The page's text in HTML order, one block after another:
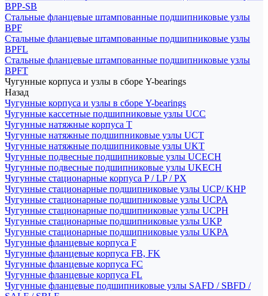
BPP-SB
Стальные фланцевые штампованные подшипниковые узлы
BPF
Стальные фланцевые штампованные подшипниковые узлы
BPFL
Стальные фланцевые штампованные подшипниковые узлы
BPFT
Чугунные корпуса и узлы в сборе Y-bearings
Назад
Чугунные корпуса и узлы в сборе Y-bearings
Чугунные кассетные подшипниковые узлы UCC
Чугунные натяжные корпуса T
Чугунные натяжные подшипниковые узлы UCT
Чугунные натяжные подшипниковые узлы UKT
Чугунные подвесные подшипниковые узлы UCECH
Чугунные подвесные подшипниковые узлы UKECH
Чугунные стационарные корпуса P / LP / PX
Чугунные стационарные подшипниковые узлы UCP/ KHP
Чугунные стационарные подшипниковые узлы UCPA
Чугунные стационарные подшипниковые узлы UCPH
Чугунные стационарные подшипниковые узлы UKP
Чугунные стационарные подшипниковые узлы UKPA
Чугунные фланцевые корпуса F
Чугунные фланцевые корпуса FB, FK
Чугунные фланцевые корпуса FC
Чугунные фланцевые корпуса FL
Чугунные фланцевые подшипниковые узлы SAFD / SBFD /